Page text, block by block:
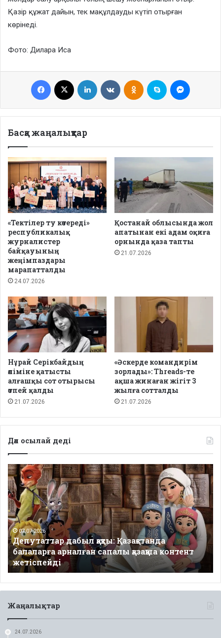
Қазір құжат дайын, тек мақұлдауды күтіп отырған
көрінеді.
Фото: Дилара Иса
Facebook LinkedIn VKontakteOdnoklassniki
Skype
Басқа жаңалықтар
«Тектілер ту көтереді»
республикалық
журналистер
байқауының
жеңімпаздары
марапатталды
24.07.2026
Қостанай облысында жол
апатынан екі адам оқиға
орнында қаза тапты
21.07.2026
Нұрай Серікбайдың
өліміне қатысты
алғашқы сот отырысы
өтпей қалды
21.07.2026
«Әскерде командирім
зорлады»: Threads-те
ақша жинаған жігіт 3
жылға сотталды
21.07.2026
Дәл осылай деді
Депутаттар
дабыл
қақты:
Қазақстанда
балаларға
арналған
сапалы
қазақша
контент
жетіспейді
07.07.2026
Депутаттар дабыл қақты: Қазақстанда
балаларға арналған сапалы қазақша контент
жетіспейді
Жаңалықтар
24.07.2026